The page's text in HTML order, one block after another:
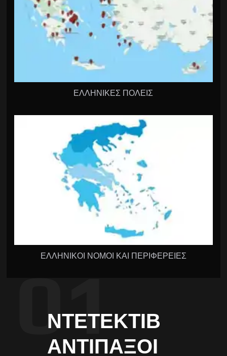
ΕΛΛΗΝΙΚΕΣ ΠΟΛΕΙΣ
ΕΛΛΗΝΙΚΟΙ ΝΟΜΟΙ ΚΑΙ ΠΕΡΙΦΕΡΕΙΕΣ
ΝΤΕΤΈΚΤΙΒ
ΑΝΤΊΠΑΞΟΙ